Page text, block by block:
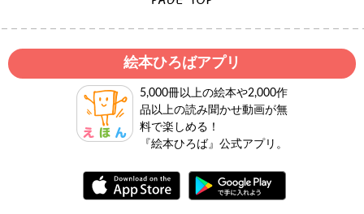
絵本ひろばアプリ
5,000冊以上の絵本や2,000作
品以上の読み聞かせ動画が無
料で楽しめる！
『絵本ひろば』公式アプリ。